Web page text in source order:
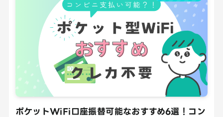
ポケットWiFi口座振替可能なおすすめ6選！コン